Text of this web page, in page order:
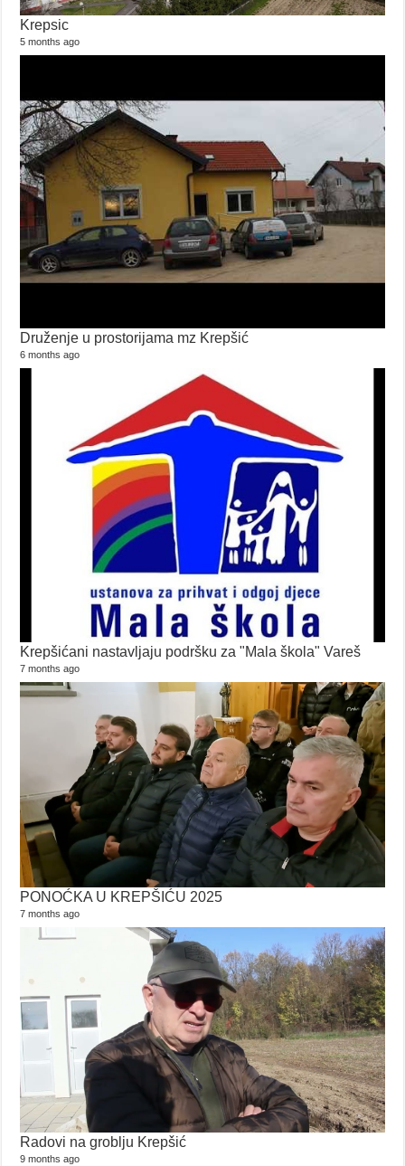
Krepsic
5 months ago
Druženje u prostorijama mz Krepšić
6 months ago
Krepšićani nastavljaju podršku za "Mala škola" Vareš
7 months ago
PONOĆKA U KREPŠIĆU 2025
7 months ago
Radovi na groblju Krepšić
9 months ago